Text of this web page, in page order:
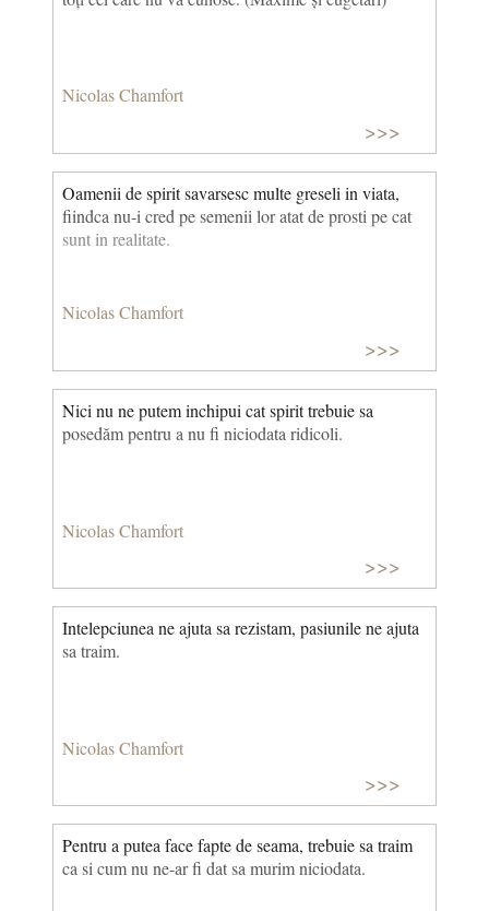
Nicolas Chamfort
>>>
Oamenii de spirit savarsesc multe greseli in viata,
fiindca nu-i cred pe semenii lor atat de prosti pe cat
sunt in realitate.
Nicolas Chamfort
>>>
Nici nu ne putem inchipui cat spirit trebuie sa
posedăm pentru a nu fi niciodata ridicoli.
Nicolas Chamfort
>>>
Intelepciunea ne ajuta sa rezistam, pasiunile ne ajuta
sa traim.
Nicolas Chamfort
>>>
Pentru a putea face fapte de seama, trebuie sa traim
ca si cum nu ne-ar fi dat sa murim niciodata.